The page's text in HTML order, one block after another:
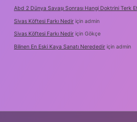
Abd 2 Dünya Savaşı Sonrası Hangi Doktrini Terk
Sivas Köftesi Farkı Nedir için admin
Sivas Köftesi Farkı Nedir için Gökçe
Bilinen En Eski Kaya Sanatı Nerededir için admin